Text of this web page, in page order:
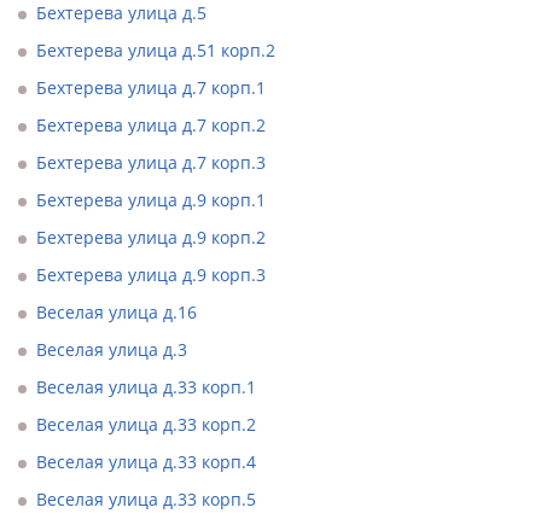
Бехтерева улица д.5
Бехтерева улица д.51 корп.2
Бехтерева улица д.7 корп.1
Бехтерева улица д.7 корп.2
Бехтерева улица д.7 корп.3
Бехтерева улица д.9 корп.1
Бехтерева улица д.9 корп.2
Бехтерева улица д.9 корп.3
Веселая улица д.16
Веселая улица д.3
Веселая улица д.33 корп.1
Веселая улица д.33 корп.2
Веселая улица д.33 корп.4
Веселая улица д.33 корп.5